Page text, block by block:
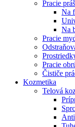
Pracie
Na
Na
Pracie
Pracie
Čističe
Kozmetika
Telová